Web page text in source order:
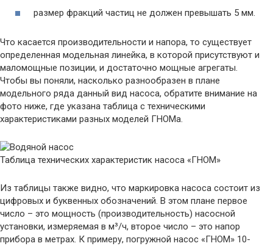
размер фракций частиц не должен превышать 5 мм.
Что касается производительности и напора, то существует
определенная модельная линейка, в которой присутствуют и
маломощные позиции, и достаточно мощные агрегаты.
Чтобы вы поняли, насколько разнообразен в плане
модельного ряда данный вид насоса, обратите внимание на
фото ниже, где указана таблица с техническими
характеристиками разных моделей ГНОМа.
Таблица технических характеристик насоса «ГНОМ»
Из таблицы также видно, что маркировка насоса состоит из
цифровых и буквенных обозначений. В этом плане первое
число – это мощность (производительность) насосной
установки, измеряемая в м³/ч, второе число – это напор
прибора в метрах. К примеру, погружной насос «ГНОМ» 10-